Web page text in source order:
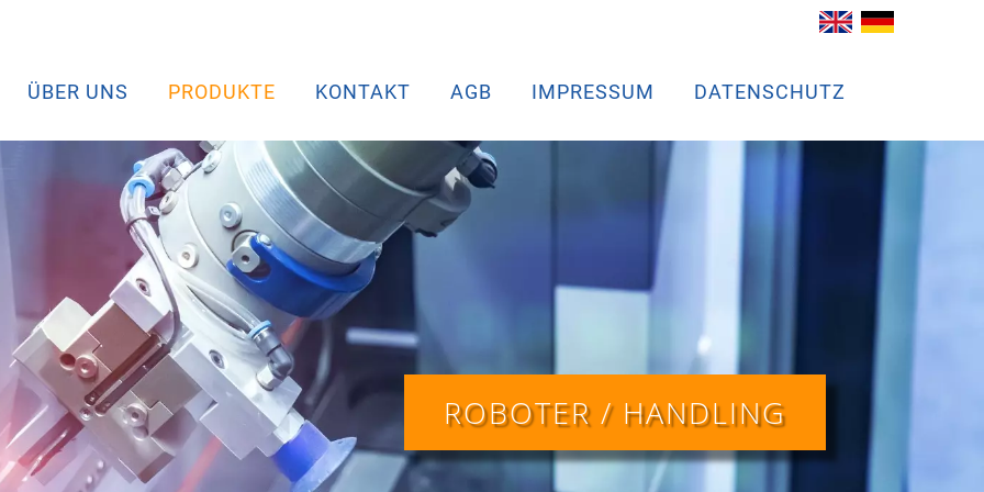
ÜBER UNS PRODUKTE KONTAKT AGB IMPRESSUM DATENSCHUTZ
ROBOTER / HANDLING